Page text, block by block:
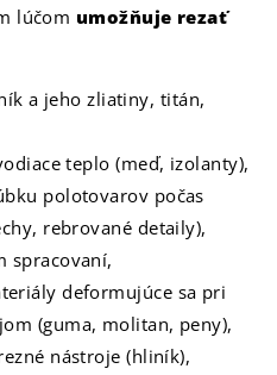
lúčom umožňuje rezať
a jeho zliatiny, titán,
teplo (meď, izolanty),
polotovarov počas
rebrované detaily),
spracovaní,
deformujúce sa pri
(guma, molitan, peny),
nástroje (hliník),